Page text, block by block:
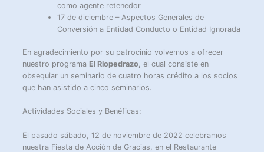
como agente retenedor
17 de diciembre – Aspectos Generales de
Conversión a Entidad Conducto o Entidad Ignorada
En agradecimiento por su patrocinio volvemos a ofrecer
nuestro programa El Riopedrazo, el cual consiste en
obsequiar un seminario de cuatro horas crédito a los socios
que han asistido a cinco seminarios.
Actividades Sociales y Benéficas:
El pasado sábado, 12 de noviembre de 2022 celebramos
nuestra Fiesta de Acción de Gracias, en el Restaurante